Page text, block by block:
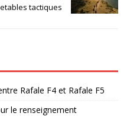
tactiques
Rafale F4 et Rafale F5
le renseignement